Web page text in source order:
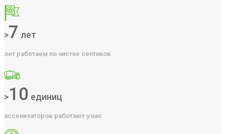
>7 лет
лет работаем по чистке септиков
>10 единиц
ассенизаторов работают у нас